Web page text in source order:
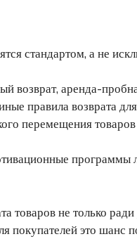
стандартом, а не
возврат, аренда-
правила возврата
перемещения товаров
программы
товаров не только
покупателей это